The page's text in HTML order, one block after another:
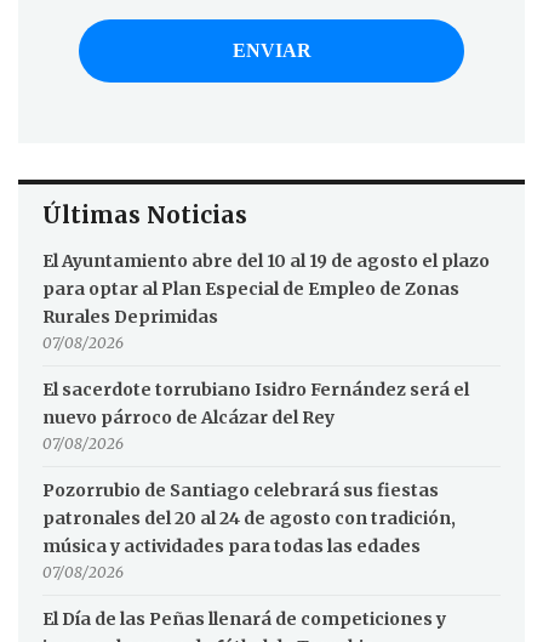
Últimas Noticias
El Ayuntamiento abre del 10 al 19 de agosto el plazo
para optar al Plan Especial de Empleo de Zonas
Rurales Deprimidas
07/08/2026
El sacerdote torrubiano Isidro Fernández será el
nuevo párroco de Alcázar del Rey
07/08/2026
Pozorrubio de Santiago celebrará sus fiestas
patronales del 20 al 24 de agosto con tradición,
música y actividades para todas las edades
07/08/2026
El Día de las Peñas llenará de competiciones y